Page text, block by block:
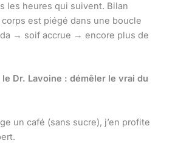
les heures qui suivent. Bilan
est piégé dans une boucle
→ soif accrue → encore plus de
Dr. Lavoine : démêler le vrai du
un café (sans sucre), j’en profite